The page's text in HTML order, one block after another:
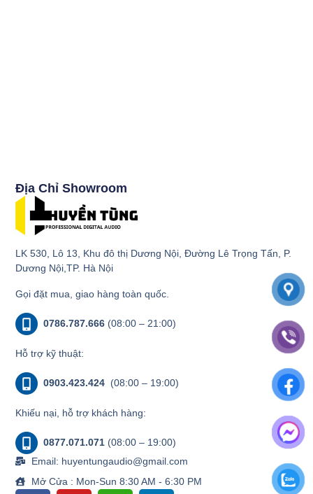
Địa Chỉ Showroom
LK 530, Lô 13, Khu đô thị Dương Nội, Đường Lê Trọng Tấn, P.
Dương Nội,TP. Hà Nội
Gọi đặt mua, giao hàng toàn quốc.
0786.787.666 (08:00 – 21:00)
Hỗ trợ kỹ thuật:
0903.423.424 (08:00 – 19:00)
Khiếu nại, hỗ trợ khách hàng:
0877.071.071 (08:00 – 19:00)
Email: huyentungaudio@gmail.com
Mở Cửa : Mon-Sun 8:30 AM - 6:30 PM